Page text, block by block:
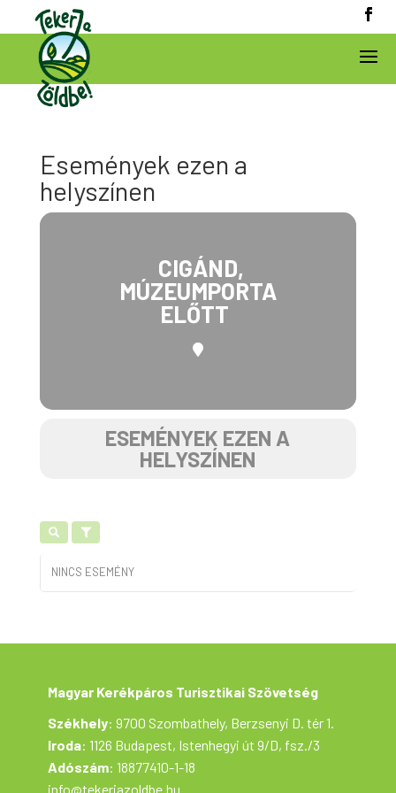
Események ezen a
helyszínen
CIGÁND,
MÚZEUMPORTA
ELŐTT
ESEMÉNYEK EZEN A
HELYSZÍNEN
NINCS ESEMÉNY
Magyar Kerékpáros Turisztikai Szövetség
Székhely: 9700 Szombathely, Berzsenyi D. tér 1.
Iroda: 1126 Budapest, Istenhegyi út 9/D, fsz./3
Adószám: 18877410-1-18
info@tekerjazoldbe.hu